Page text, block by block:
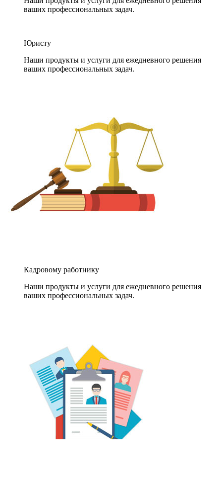
ваших профессиональных задач.
Юристу
Наши продукты и услуги для ежедневного решения
ваших профессиональных задач.
Кадровому работнику
Наши продукты и услуги для ежедневного решения
ваших профессиональных задач.